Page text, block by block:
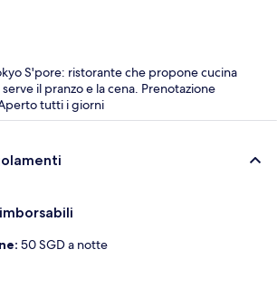
S'pore: ristorante che propone cucina
il pranzo e la cena. Prenotazione
tutti i giorni
50 SGD a notte